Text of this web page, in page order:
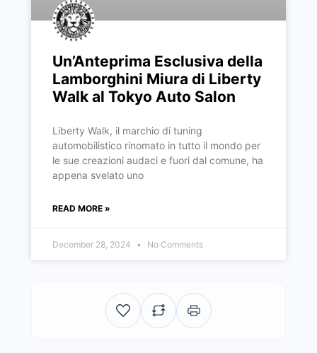
Un’Anteprima Esclusiva della
Lamborghini Miura di Liberty
Walk al Tokyo Auto Salon
Liberty Walk, il marchio di tuning
automobilistico rinomato in tutto il mondo per
le sue creazioni audaci e fuori dal comune, ha
appena svelato uno
READ MORE »
December 28, 2024 No Comments